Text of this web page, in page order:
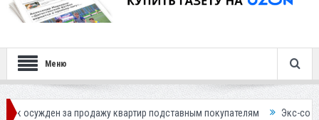
Меню
продажу квартир подставным покупателям Экс-сотрудница